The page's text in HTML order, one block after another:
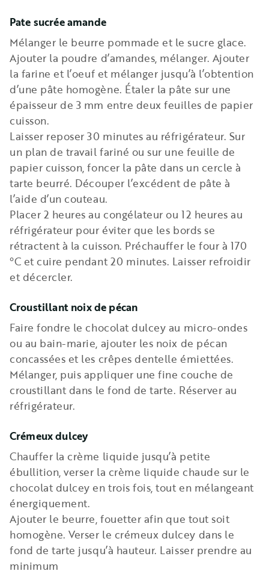
Pate sucrée amande
Mélanger le beurre pommade et le sucre glace.
Ajouter la poudre d’amandes, mélanger. Ajouter
la farine et l’oeuf et mélanger jusqu’à l’obtention
d’une pâte homogène. Étaler la pâte sur une
épaisseur de 3 mm entre deux feuilles de papier
cuisson.
Laisser reposer 30 minutes au réfrigérateur. Sur
un plan de travail fariné ou sur une feuille de
papier cuisson, foncer la pâte dans un cercle à
tarte beurré. Découper l’excédent de pâte à
l’aide d’un couteau.
Placer 2 heures au congélateur ou 12 heures au
réfrigérateur pour éviter que les bords se
rétractent à la cuisson. Préchauffer le four à 170
°C et cuire pendant 20 minutes. Laisser refroidir
et décercler.
Croustillant noix de pécan
Faire fondre le chocolat dulcey au micro-ondes
ou au bain-marie, ajouter les noix de pécan
concassées et les crêpes dentelle émiettées.
Mélanger, puis appliquer une fine couche de
croustillant dans le fond de tarte. Réserver au
réfrigérateur.
Crémeux dulcey
Chauffer la crème liquide jusqu’à petite
ébullition, verser la crème liquide chaude sur le
chocolat dulcey en trois fois, tout en mélangeant
énergiquement.
Ajouter le beurre, fouetter afin que tout soit
homogène. Verser le crémeux dulcey dans le
fond de tarte jusqu’à hauteur. Laisser prendre au
minimum